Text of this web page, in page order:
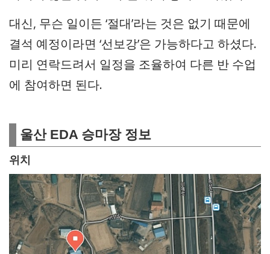
대신, 무슨 일이든 ‘절대’라는 것은 없기 때문에
결석 예정이라면 ‘선보강’은 가능하다고 하셨다.
미리 연락드려서 일정을 조율하여 다른 반 수업
에 참여하면 된다.
울산 EDA 승마장 정보
위치